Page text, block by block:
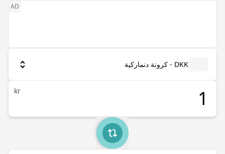
DKK - كرونة دنماركية
kr